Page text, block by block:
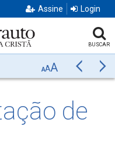
Assine Login
BUSCAR
AAA Anterior
de